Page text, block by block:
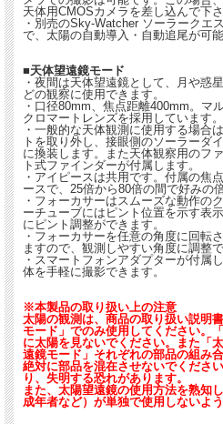
天体用CMOSカメラを差し込んで下さ
・別売のSky-Watcher ソーラークエ
で、太陽の自動導入・自動追尾が可能
■天体望遠鏡モード
・夜間は天体望遠鏡として、月や惑
どの観察に使用できます。
・口径80mm、焦点距離400mm。マ
クロマートレンズを採用しています。
・一般的な天体観測に使用する場合
トを取り外し、接眼側のソーラーダ
に換装します。また天体観察用のフ
ト式ファインダーが付属します。
・アイピースは共用です。付属の焦
ースで、25倍から80倍の間で好みの
・フォーカサーはスムーズな動作の
ーチューブにはピント位置を示す表
にピント調整ができます。
・フォーカサーを任意の角度に回転
ますので、観測しやすい角度に調整で
・スマートフォンアダプターが付属
体を手軽に撮影できます。
※本製品の取り扱い上の注意
太陽の観測は、商品の取り扱い説明
モード」でのみ使用してください。
に太陽を見ないでください。また「
遠鏡モード」それぞれの部品の組み
絶対に部品を混在させないでくださ
り、失明する恐れがあります。
また、太陽望遠鏡の使用方法を熟知
成年者など）が単独で使用しないよ